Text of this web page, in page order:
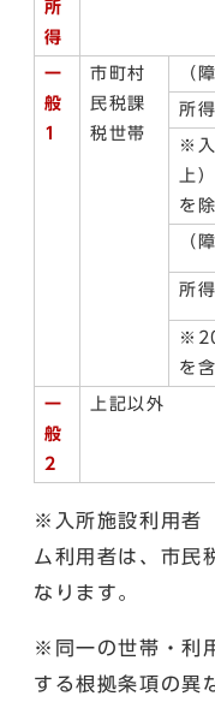
所
得
一
般
1
市町村
民税課
税世帯
（
所
※入
上
を
（
所
を
一
般
2
上記以外
※入所施設利用者
ム利用者は、市民
なります。
※同一の世帯・利
する根拠条項の異